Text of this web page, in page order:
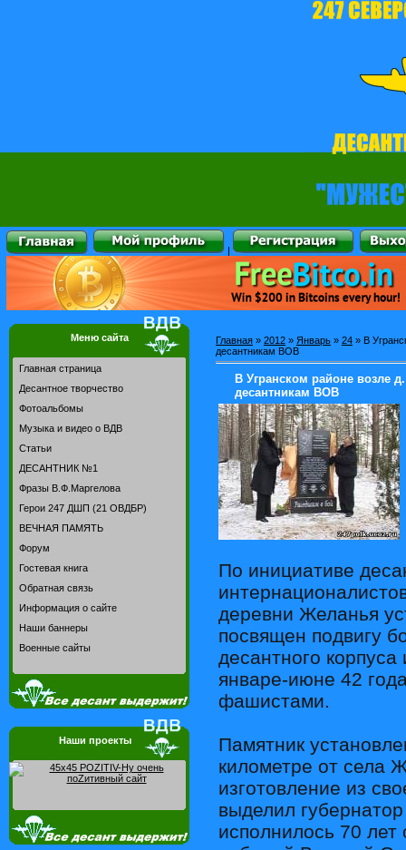
|
Меню сайта
Главная страница
Десантное творчество
Фотоальбомы
Музыка и видео о ВДВ
Статьи
ДЕСАНТНИК №1
Фразы В.Ф.Маргелова
Герои 247 ДШП (21 ОВДБР)
ВЕЧНАЯ ПАМЯТЬ
Форум
Гостевая книга
Обратная связь
Информация о сайте
Наши баннеры
Военные сайты
Наши проекты
Главная » 2012 » Январь » 24 » В
десантникам ВОВ
В Угранском районе возле
десантникам ВОВ
По инициативе
деревни Желанья
посвящен подвигу
десантного
январе-июне 42
фашистами.
Памятник
километре от села
изготовление из
выделил
исполнилось 70